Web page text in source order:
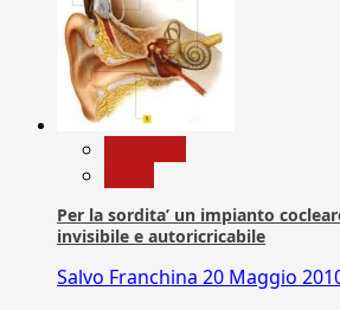
Per la sordita’ un impianto
invisibile e autoricricabile
Salvo Franchina 20 Maggio